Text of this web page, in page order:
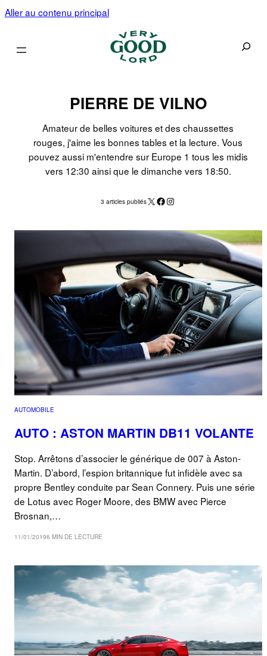
Aller au contenu principal
PIERRE DE VILNO
Amateur de belles voitures et des chaussettes
rouges, j'aime les bonnes tables et la lecture. Vous
pouvez aussi m'entendre sur Europe 1 tous les midis
vers 12:30 ainsi que le dimanche vers 18:50.
3 articles publiésX Facebook
Instagram
AUTOMOBILE
AUTO : ASTON MARTIN DB11 VOLANTE
Stop. Arrêtons d’associer le générique de 007 à Aston-
Martin. D’abord, l’espion britannique fut infidèle avec sa
propre Bentley conduite par Sean Connery. Puis une série
de Lotus avec Roger Moore, des BMW avec Pierce
Brosnan,…
11/01/20196 MIN DE LECTURE